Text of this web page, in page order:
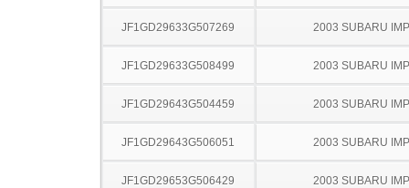
JF1GD29633G507269 2003 SUBARU
JF1GD29633G508499 2003 SUBARU
JF1GD29643G504459 2003 SUBARU
JF1GD29643G506051 2003 SUBARU
JF1GD29653G506429 2003 SUBARU